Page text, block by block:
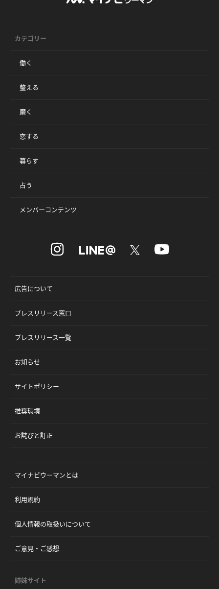
カテゴリー
働く
整える
磨く
恋する
暮らす
占う
メンバーコンテンツ
広告について
プレスリリース窓口
プレスリリース一覧
お知らせ
サイトポリシー
推奨環境
お詫びと訂正
マイナビウーマンとは
利用規約
個人情報の取扱いについて
ご意見・ご感想
姉妹サイト